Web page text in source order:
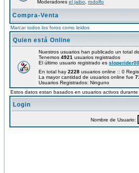
Moderadores el jaibo rodolfo
Compra-Venta
Marcar todos los foros como leidos
Quien está Online
Nuestros usuarios han publicado un total de
Tenemos 4921 usuarios registrados
El último usuario registrado es sloperider00
En total hay 2228 usuarios online :: 0
La mayor cantidad de usuarios online fue
Usuarios Registrados: Ninguno
Estos datos estan basados en usuarios activos
Login
Nombre de Usuario: